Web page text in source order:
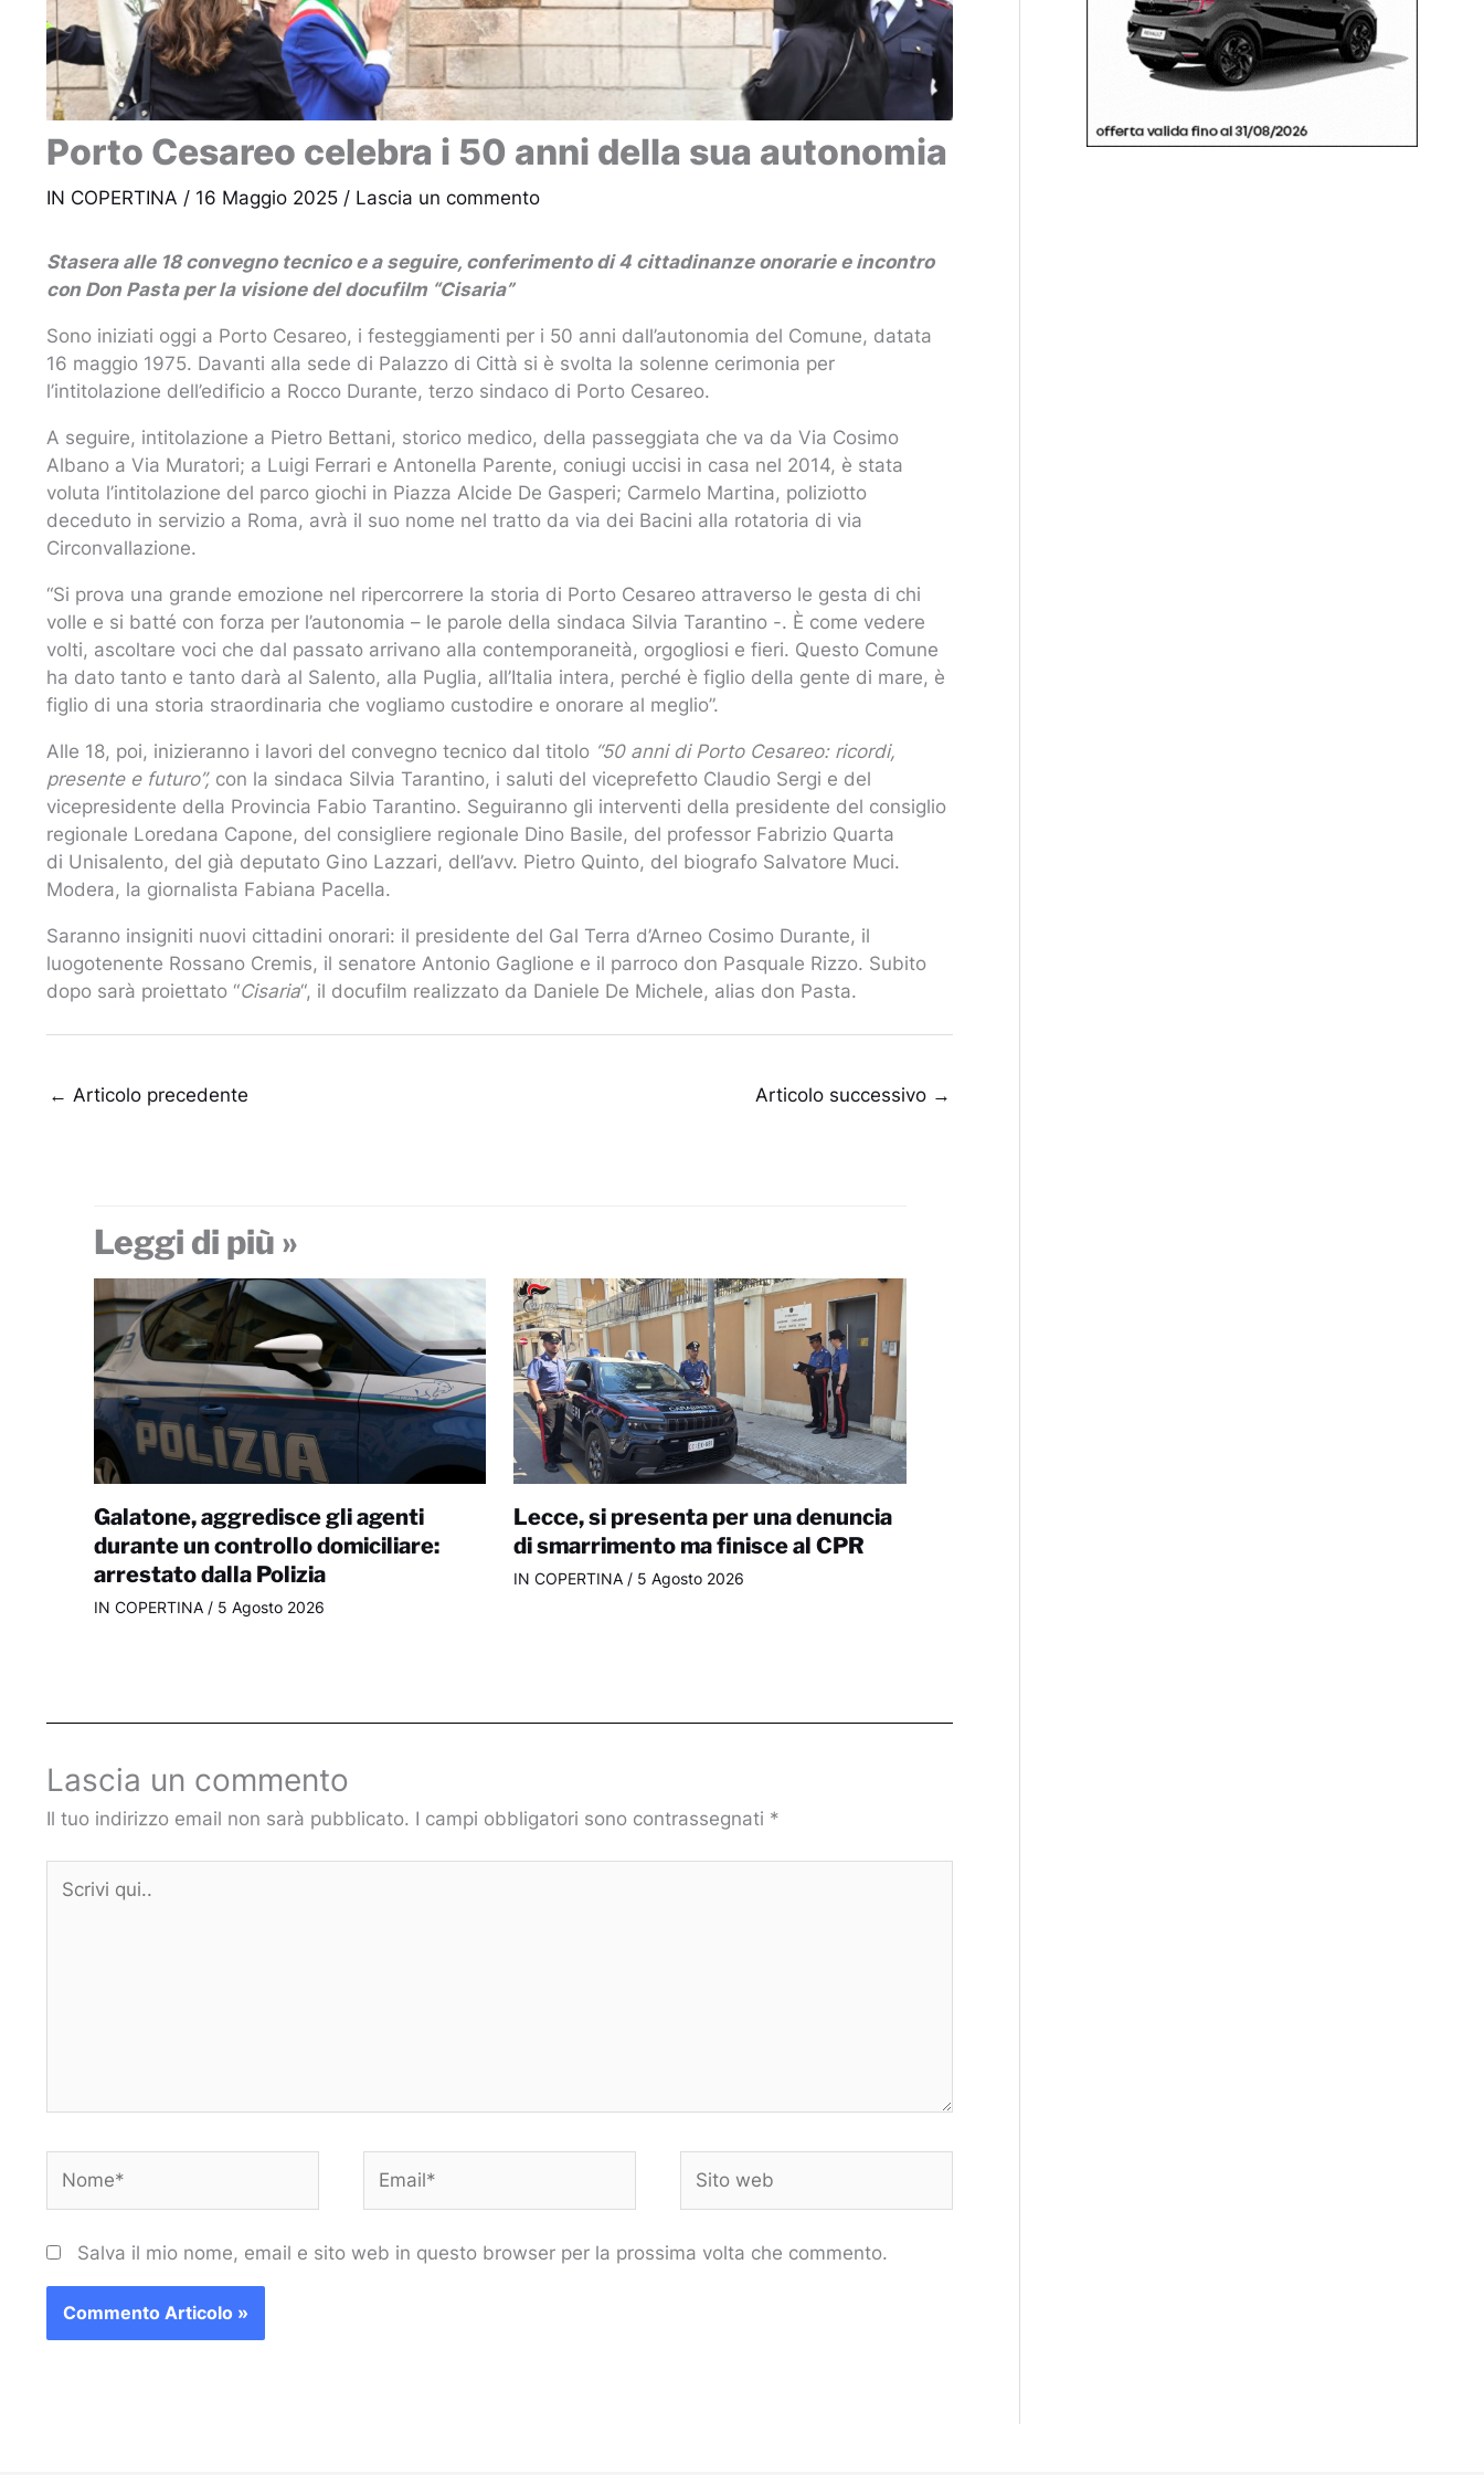
Porto Cesareo celebra i 50 anni della sua autonomia
IN COPERTINA / 16 Maggio 2025 / Lascia un commento
Stasera alle 18 convegno tecnico e a seguire, conferimento di 4 cittadinanze onorarie e incontro
con Don Pasta per la visione del docufilm “Cisaria”
Sono iniziati oggi a Porto Cesareo, i festeggiamenti per i 50 anni dall’autonomia del Comune, datata
16 maggio 1975. Davanti alla sede di Palazzo di Città si è svolta la solenne cerimonia per
l’intitolazione dell’edificio a Rocco Durante, terzo sindaco di Porto Cesareo.
A seguire, intitolazione a Pietro Bettani, storico medico, della passeggiata che va da Via Cosimo
Albano a Via Muratori; a Luigi Ferrari e Antonella Parente, coniugi uccisi in casa nel 2014, è stata
voluta l’intitolazione del parco giochi in Piazza Alcide De Gasperi; Carmelo Martina, poliziotto
deceduto in servizio a Roma, avrà il suo nome nel tratto da via dei Bacini alla rotatoria di via
Circonvallazione.
“Si prova una grande emozione nel ripercorrere la storia di Porto Cesareo attraverso le gesta di chi
volle e si batté con forza per l’autonomia – le parole della sindaca Silvia Tarantino -. È come vedere
volti, ascoltare voci che dal passato arrivano alla contemporaneità, orgogliosi e fieri. Questo Comune
ha dato tanto e tanto darà al Salento, alla Puglia, all’Italia intera, perché è figlio della gente di mare, è
figlio di una storia straordinaria che vogliamo custodire e onorare al meglio”.
Alle 18, poi, inizieranno i lavori del convegno tecnico dal titolo “50 anni di Porto Cesareo: ricordi,
presente e futuro”, con la sindaca Silvia Tarantino, i saluti del viceprefetto Claudio Sergi e del
vicepresidente della Provincia Fabio Tarantino. Seguiranno gli interventi della presidente del consiglio
regionale Loredana Capone, del consigliere regionale Dino Basile, del professor Fabrizio Quarta
di Unisalento, del già deputato Gino Lazzari, dell’avv. Pietro Quinto, del biografo Salvatore Muci.
Modera, la giornalista Fabiana Pacella.
Saranno insigniti nuovi cittadini onorari: il presidente del Gal Terra d’Arneo Cosimo Durante, il
luogotenente Rossano Cremis, il senatore Antonio Gaglione e il parroco don Pasquale Rizzo. Subito
dopo sarà proiettato “Cisaria“, il docufilm realizzato da Daniele De Michele, alias don Pasta.
← Articolo precedente Articolo successivo →
Leggi di più »
Galatone, aggredisce gli agenti
durante un controllo domiciliare:
arrestato dalla Polizia
IN COPERTINA/ 5 Agosto 2026
Lecce, si presenta per una denuncia
di smarrimento ma finisce al CPR
IN COPERTINA / 5 Agosto 2026
Lascia un commento
Il tuo indirizzo email non sarà pubblicato. I campi obbligatori sono contrassegnati *
qui..
web
Salva il mio nome, email e sito web in questo browser per la prossima volta che commento.